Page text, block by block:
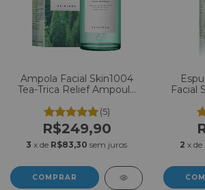
Ampola Facial Skin1004
Tea-Trica Relief Ampoule
(5)
R$249,90
3 x de R$83,30 sem juros
Facial
2 x de